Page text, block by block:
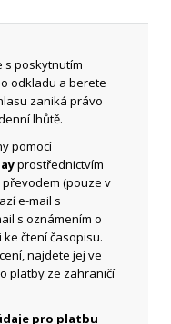
s poskytnutím
odkladu a berete
zaniká právo
lhůtě.
pomocí
prostřednictvím
(pouze v
e-mail s
s oznámením o
čtení časopisu.
najdete jej ve
platby ze zahraničí
pro platbu